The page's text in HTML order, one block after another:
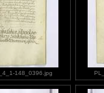
148_0396.jpg